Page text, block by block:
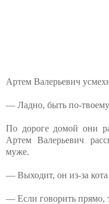
Артем Валерьевич
— Ладно, быть по-
По дороге домой они
Артем Валерьевич
муже.
— Выходит, он из-за кота
— Если говорить прямо,